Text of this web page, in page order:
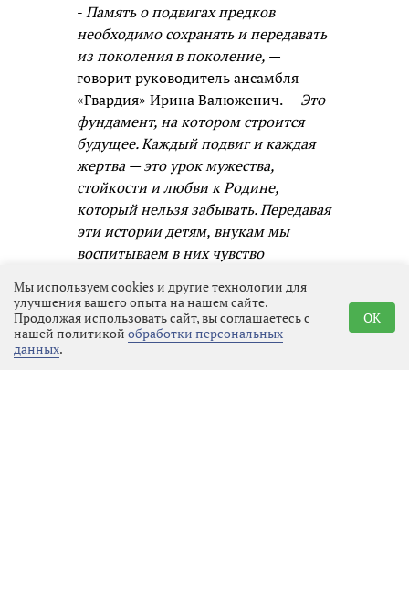
-Память о подвигах предков
необходимо сохранять и передавать
из поколения в поколение, —
говорит руководитель ансамбля
«Гвардия» Ирина Валюженич. — Это
фундамент, на котором строится
будущее. Каждый подвиг и каждая
жертва — это урок мужества,
стойкости и любви к Родине,
который нельзя забывать. Передавая
эти истории детям, внукам мы
воспитываем в них чувство
единства с народом. Я рада, что
через творчество и музыку могу
быть частью этого процесса.
Мы используем cookies и другие технологии для
улучшения вашего опыта на нашем сайте.
Продолжая использовать сайт, вы соглашаетесь с
нашей политикой обработки персональных
данных.
OK